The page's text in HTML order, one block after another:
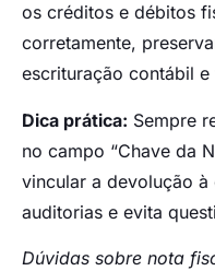
os créditos e débitos
corretamente,
escrituração contábil e
Dica prática: Sempre
no campo “Chave da
vincular a devolução
auditorias e evita
Dúvidas sobre nota